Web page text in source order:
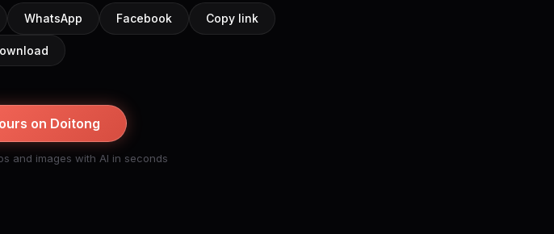
WhatsApp Facebook Copy link
on Doitong
and images with AI in seconds